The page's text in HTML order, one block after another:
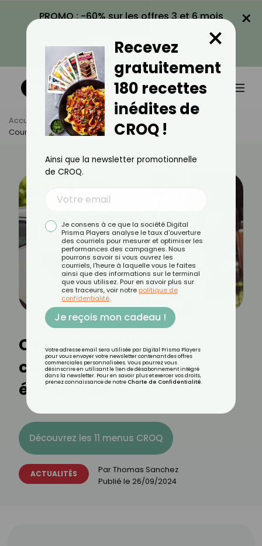
PROMO : -60% sur les offres 3 et 6 mois
VOIR LA PROMO
×
Accueil Actus
Actualités
Courses En Drive : Nos Conseils Pour Faire Des Économies
Courses en drive : nos
conseils pour faire des
économies
Découvrez les 11 menus CROQ
ACTUALITÉS ParThomas Sanchez
Publié le 26/09/2024
Recevez
gratuitement
180 recettes
inédites de
CROQ !
×
Ainsi que la newsletter promotionnelle
de CROQ.
Je consens à ce que la société Digital
Prisma Players analyse le taux d'ouverture
des courriels pour mesurer et optimiser les
performances des campagnes. Nous
pourrons savoir si vous ouvrez les
courriels, l'heure à laquelle vous le faites
ainsi que des informations sur le terminal
que vous utilisez. Pour en savoir plus sur
ces traceurs, voir notre politique de
confidentialité.
Je reçois mon cadeau !
Votre adresse email sera utilisée par Digital Prisma Players
pour vous envoyer votre newsletter contenant des offres
commerciales personnalisées. Vous pourrez vous
désinscrire en utilisant le lien de désabonnement intégré
dans la newsletter. Pour en savoir plus et exercer vos droits,
prenez connaissance de notre Charte de Confidentialité.